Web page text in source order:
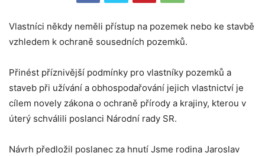
Vlastníci někdy neměli přístup na pozemek nebo ke stavbě
vzhledem k ochraně sousedních pozemků.
Přinést příznivější podmínky pro vlastníky pozemků a
staveb při užívání a obhospodařování jejich vlastnictví je
cílem novely zákona o ochraně přírody a krajiny, kterou v
úterý schválili poslanci Národní rady SR.
Návrh předložil poslanec za hnutí Jsme rodina Jaroslav